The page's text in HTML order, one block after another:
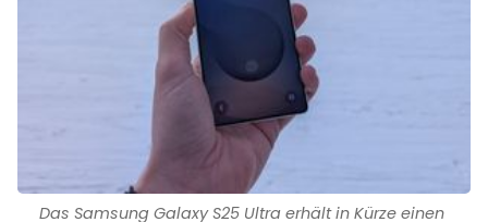
Das Samsung Galaxy S25 Ultra erhält in Kürze einen